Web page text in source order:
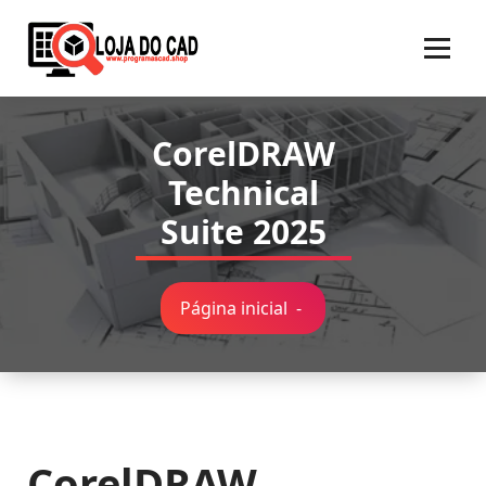
para
CorelDRAW
Technical
Suite 2025
Página inicial -